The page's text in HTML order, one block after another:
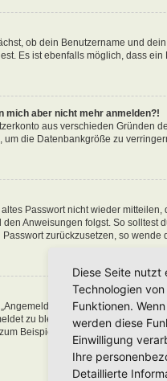
ob dein Benutzername und
Es ist ebenfalls möglich, dass
mich aber nicht mehr anmelden?!
aus verschieden Gründen
die Datenbankgröße zu
Passwort nicht wieder
den Anweisungen folgst. So
zurückzusetzen, so
bleiben“ nicht
zu bleiben, kannst du das
Beispiel in einem Internetcafé,
Diese Seite nutzt
Technologien
Funktionen.
werden diese
Einwilligung
Ihre
Detaillierte